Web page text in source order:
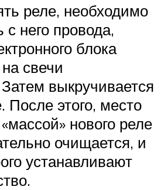
реле, необходимо
с него провода,
блока
свечи
выкручивается
После этого, место
нового реле
очищается, и
устанавливают